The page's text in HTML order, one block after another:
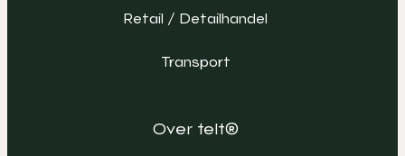
Retail / Detailhandel
Transport
Over telt®